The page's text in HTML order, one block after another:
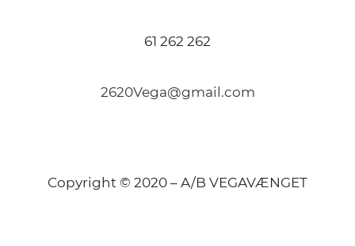
61 262 262
2620Vega@gmail.com
Copyright © 2020 – A/B VEGAVÆNGET